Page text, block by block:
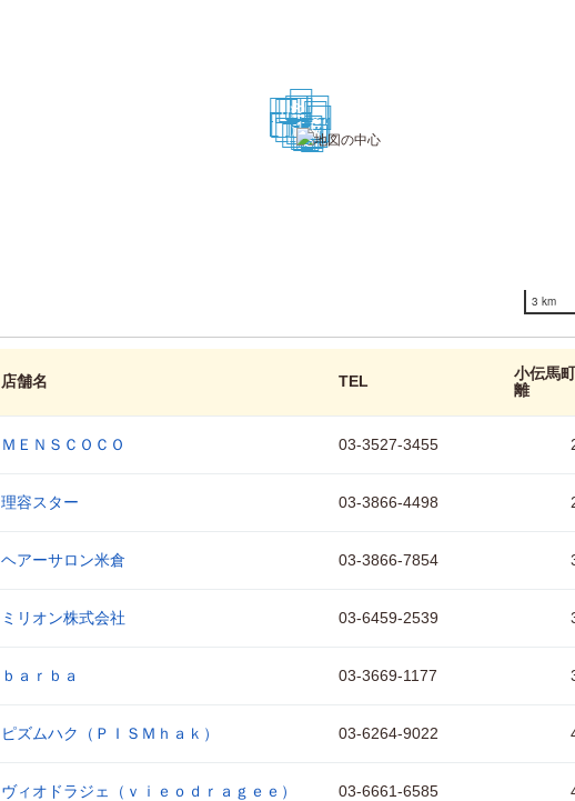
1
2
3
4
5
6
7
8
9
1011
12
13
14
15
1617
18
19
20 21
22
23
24
25
26
27 28
29
30
3 km
店舗名 TEL
小伝馬
離
ＭＥＮＳＣＯＣＯ 03-3527-3455
理容スター 03-3866-4498
ヘアーサロン米倉 03-3866-7854
ミリオン株式会社 03-6459-2539
ｂａｒｂａ 03-3669-1177
ピズムハク（ＰＩＳＭｈａｋ） 03-6264-9022
ヴィオドラジェ（ｖｉｅｏｄｒａｇｅｅ） 03-6661-6585